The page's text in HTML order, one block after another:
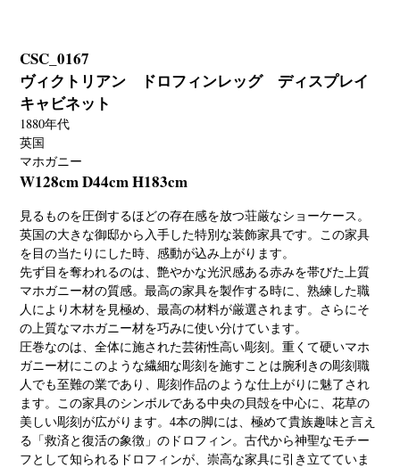
CSC_0167
ヴィクトリアン ドロフィンレッグ ディスプレイ
キャビネット
1880年代
英国
マホガニー
W128cm D44cm H183cm
見るものを圧倒するほどの存在感を放つ荘厳なショーケース。
英国の大きな御邸から入手した特別な装飾家具です。この家具
を目の当たりにした時、感動が込み上がります。
先ず目を奪われるのは、艶やかな光沢感ある赤みを帯びた上質
マホガニー材の質感。最高の家具を製作する時に、熟練した職
人により木材を見極め、最高の材料が厳選されます。さらにそ
の上質なマホガニー材を巧みに使い分けています。
圧巻なのは、全体に施された芸術性高い彫刻。重くて硬いマホ
ガニー材にこのような繊細な彫刻を施すことは腕利きの彫刻職
人でも至難の業であり、彫刻作品のような仕上がりに魅了され
ます。この家具のシンボルである中央の貝殻を中心に、花草の
美しい彫刻が広がります。4本の脚には、極めて貴族趣味と言え
る「救済と復活の象徴」のドロフィン。古代から神聖なモチー
フとして知られるドロフィンが、崇高な家具に引き立てていま